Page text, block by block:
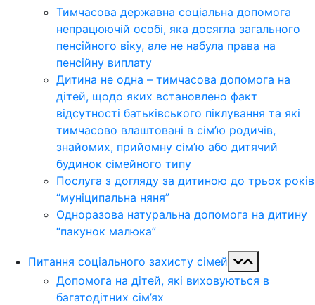
Тимчасова державна соціальна допомога
непрацюючій особі, яка досягла загального
пенсійного віку, але не набула права на
пенсійну виплату
Дитина не одна – тимчасова допомога на
дітей, щодо яких встановлено факт
відсутності батьківського піклування та які
тимчасово влаштовані в сім’ю родичів,
знайомих, прийомну сім’ю або дитячий
будинок сімейного типу
Послуга з догляду за дитиною до трьох років
“муніципальна няня”
Одноразова натуральна допомога на дитину
“пакунок малюка”
Питання соціального захисту сімей
Допомога на дітей, які виховуються в
багатодітних сім’ях